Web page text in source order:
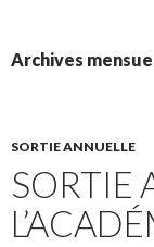
Archives
SORTIE ANNUELLE
SORTIE